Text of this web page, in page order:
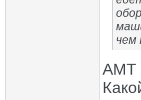
чем
АМТ